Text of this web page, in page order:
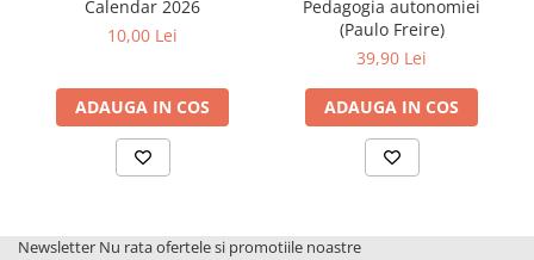
Calendar 2026
10,00 Lei
ADAUGA IN COS
Pedagogia autonomiei
(Paulo Freire)
39,90 Lei
ADAUGA IN COS
Newsletter Nu rata ofertele si promotiile noastre